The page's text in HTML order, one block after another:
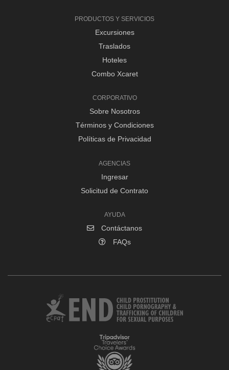
PRODUCTOS Y SERVICIOS
Excursiones
Traslados
Hoteles
Combo Xcaret
CORPORATIVO
Sobre Nosotros
Términos y Condiciones
Políticas de Privacidad
AGENCIAS
Ingresar
Solicitud de Contrato
AYUDA
Contáctanos
FAQs